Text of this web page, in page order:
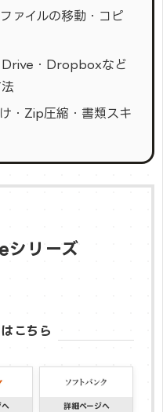
ァイルの移動・コピ
・Dropboxなど
・Zip圧縮・書類スキ
リーズ
こちら